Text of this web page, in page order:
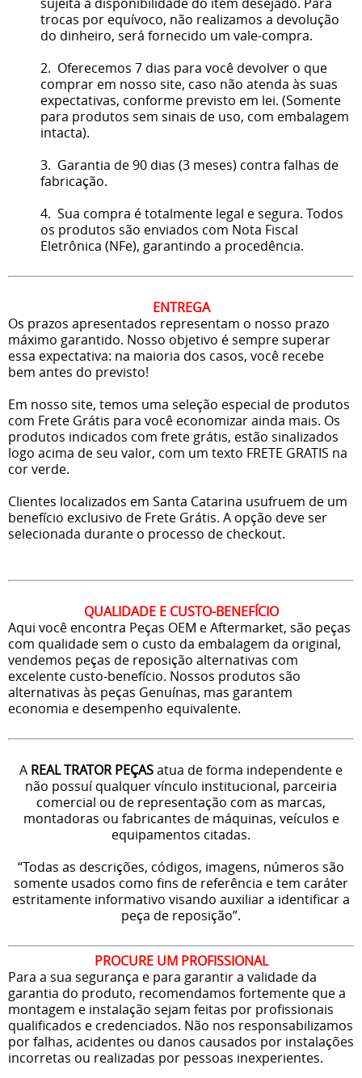
trocas por equívoco, não realizamos a devolução
do dinheiro, será fornecido um vale-compra.
2. Oferecemos 7 dias para você devolver o que
comprar em nosso site, caso não atenda às suas
expectativas, conforme previsto em lei. (Somente
para produtos sem sinais de uso, com embalagem
intacta).
3. Garantia de 90 dias (3 meses) contra falhas de
fabricação.
4. Sua compra é totalmente legal e segura. Todos
os produtos são enviados com Nota Fiscal
Eletrônica (NFe), garantindo a procedência.
ENTREGA
Os prazos apresentados representam o nosso prazo
máximo garantido. Nosso objetivo é sempre superar
essa expectativa: na maioria dos casos, você recebe
bem antes do previsto!
Em nosso site, temos uma seleção especial de produtos
com Frete Grátis para você economizar ainda mais. Os
produtos indicados com frete grátis, estão sinalizados
logo acima de seu valor, com um texto FRETE GRATIS na
cor verde.
Clientes localizados em Santa Catarina usufruem de um
benefício exclusivo de Frete Grátis. A opção deve ser
selecionada durante o processo de checkout.
QUALIDADE E CUSTO-BENEFÍCIO
Aqui você encontra Peças OEM e Aftermarket, são peças
com qualidade sem o custo da embalagem da original,
vendemos peças de reposição alternativas com
excelente custo-benefício. Nossos produtos são
alternativas às peças Genuínas, mas garantem
economia e desempenho equivalente.
A REAL TRATOR PEÇASatua de forma independente e
não possuí qualquer vínculo institucional, parceiria
comercial ou de representação com as marcas,
montadoras ou fabricantes de máquinas, veículos e
equipamentos citadas.
“Todas as descrições, códigos, imagens, números são
somente usados como fins de referência e tem caráter
estritamente informativo visando auxiliar a identificar a
peça de reposição”.
PROCURE UM PROFISSIONAL
Para a sua segurança e para garantir a validade da
garantia do produto, recomendamos fortemente que a
montagem e instalação sejam feitas por profissionais
qualificados e credenciados. Não nos responsabilizamos
por falhas, acidentes ou danos causados por instalações
incorretas ou realizadas por pessoas inexperientes.